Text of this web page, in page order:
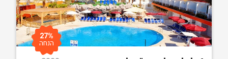
27%
הנחה